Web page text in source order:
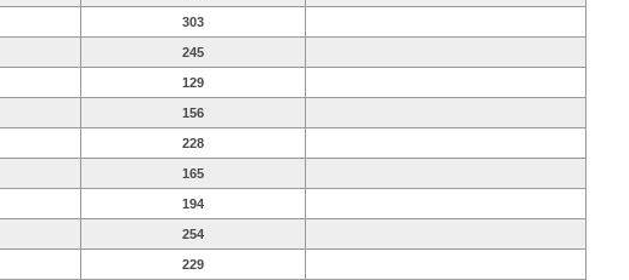
303
245
129
156
228
165
194
254
229